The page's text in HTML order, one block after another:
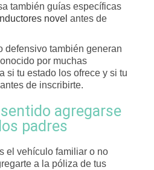
también guías específicas
novel antes de
defensivo también generan
por muchas
si tu estado los ofrece y si tu
de inscribirte.
agregarse
padres
el vehículo familiar o no
a la póliza de tus